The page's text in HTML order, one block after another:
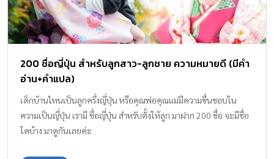
200 ชื่อญี่ปุ่น สำหรับลูกสาว-ลูกชาย ความหมายดี (มีคำ
อ่าน+คำแปล)
เด็กบ้านไหนเป็นลูกครึ่งญี่ปุ่น หรือคุณพ่อคุณแม่มีความชื่นชอบใน
ความเป็นญี่ปุ่น เรามี ชื่อญี่ปุ่น สำหรับตั้งให้ลูก มาฝาก 200 ชื่อ จะมีชื่อ
ใดบ้าง มาดูกันเลยค่ะ